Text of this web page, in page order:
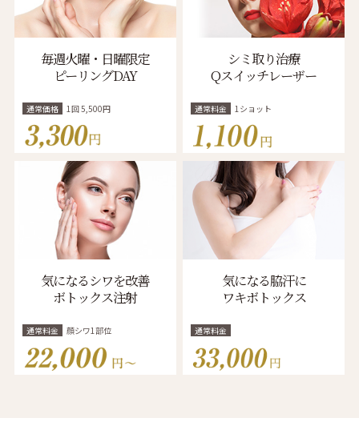
毎週火曜・日曜限定
ピーリングDAY
通常価格 1回 5,500円
シミ取り治療
Qスイッチレーザー
通常料金 1ショット
気になるシワを改善
ボトックス注射
通常料金 顔シワ1部位
気になる脇汗に
ワキボトックス
通常料金